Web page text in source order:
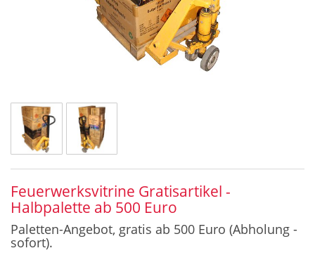
Feuerwerksvitrine Gratisartikel -
Halbpalette ab 500 Euro
Paletten-Angebot, gratis ab 500 Euro (Abholung -
sofort).